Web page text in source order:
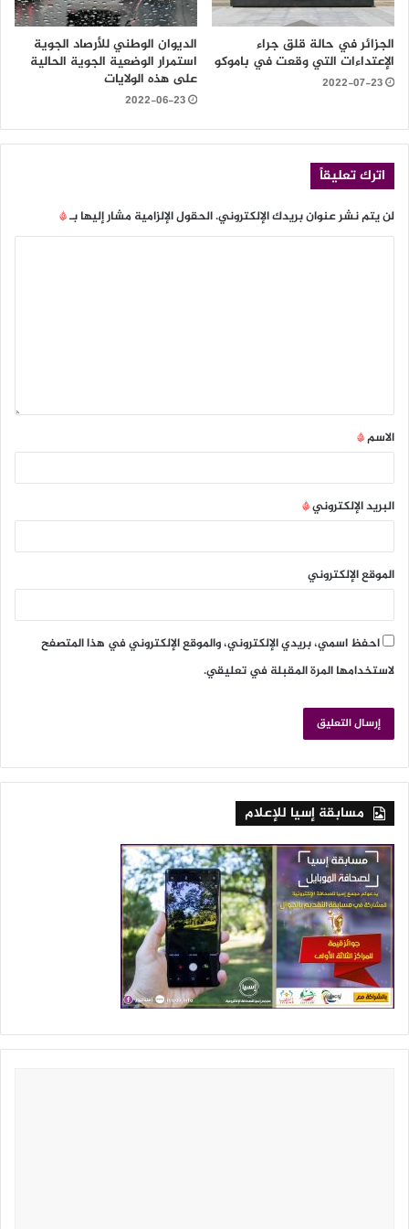
الجزائر في حالة قلق جراء
الإعتداءات التي وقعت في باموكو
2022-07-23
الديوان الوطني للأرصاد الجوية
استمرار الوضعية الجوية الحالية
على هذه الولايات
2022-06-23
اترك تعليقاً
لن يتم نشر عنوان بريدك الإلكتروني.الحقول الإلزامية مشار إليها بـ*
الاسم*
البريد الإلكتروني*
الموقع الإلكتروني
احفظ اسمي، بريدي الإلكتروني، والموقع الإلكتروني في هذا المتصفح
لاستخدامها المرة المقبلة في تعليقي.
مسابقة إسيا للإعلام